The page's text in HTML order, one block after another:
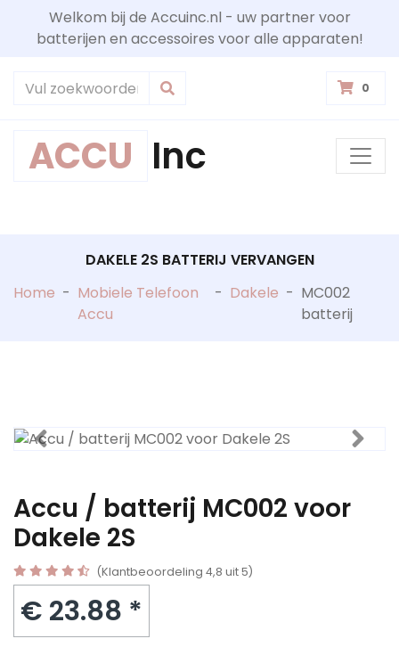
Welkom bij de Accuinc.nl - uw partner voor
batterijen en accessoires voor alle apparaten!
0
ACCU Inc
DAKELE 2S BATTERIJ VERVANGEN
Home - Mobiele Telefoon
Accu
- Dakele - MC002
batterij
Accu / batterij MC002 voor
Dakele 2S
(Klantbeoordeling 4,8 uit 5)
€ 23.88 *